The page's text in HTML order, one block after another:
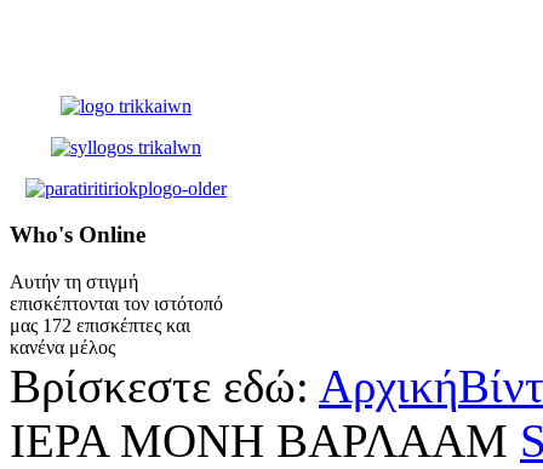
Who's Online
Αυτήν τη στιγμή
επισκέπτονται τον ιστότοπό
μας 172 επισκέπτες και
κανένα μέλος
Βρίσκεστε εδώ: Αρχική
ΙΕΡΑ ΜΟΝΗ ΒΑΡΛΑΑΜ